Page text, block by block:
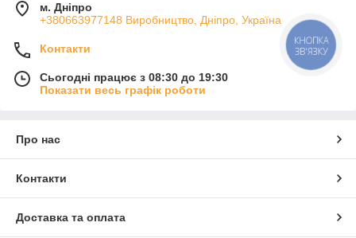
м. Дніпро
+380663977148 Виробництво, Дніпро, Україна
Контакти
Сьогодні працює з 08:30 до 19:30
Показати весь графік роботи
Про нас
Контакти
Доставка та оплата
КНОПКА
ЗВ'ЯЗКУ